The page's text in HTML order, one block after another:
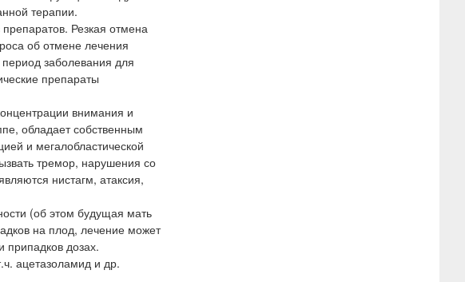
терапии.
Резкая отмена
об отмене лечения
заболевания для
препараты
внимания и
обладает собственным
и мегалобластической
тремор, нарушения со
нистагм, атаксия,
(об этом будущая мать
на плод, лечение может
дозах.
ацетазоламид и др.